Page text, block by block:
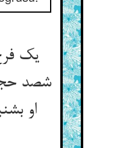
یک
شصد
او